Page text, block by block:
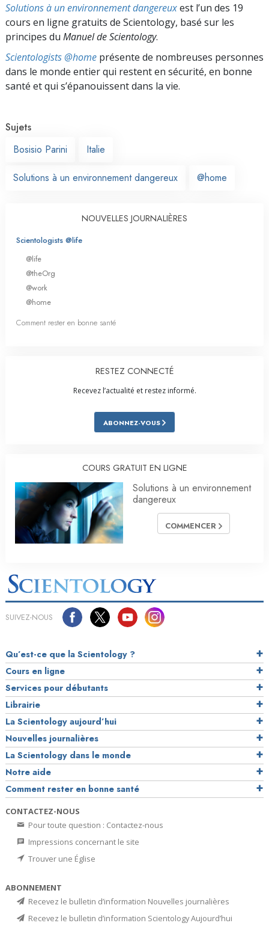
Solutions à un environnement dangereuxest l’un des 19
cours en ligne gratuits de Scientology, basé sur les
principes du Manuel de Scientology.
Scientologists @home présente de nombreuses personnes
dans le monde entier qui restent en sécurité, en bonne
santé et qui s’épanouissent dans la vie.
Sujets
Bosisio Parini
Italie
Solutions à un environnement dangereux @home
NOUVELLES JOURNALIÈRES
Scientologists @life
@life
@theOrg
@work
@home
Comment rester en bonne santé
RESTEZ CONNECTÉ
Recevez l’actualité et restez informé.
ABONNEZ-VOUS
COURS GRATUIT EN LIGNE
Solutions à un environnement
dangereux
COMMENCER
SUIVEZ-NOUS
Qu’est-ce que la Scientology ?
Cours en ligne
Services pour débutants
Librairie
La Scientology aujourd’hui
Nouvelles journalières
La Scientology dans le monde
Notre aide
Comment rester en bonne santé
CONTACTEZ-NOUS
Pour toute question : Contactez-nous
Impressions concernant le site
Trouver une Église
ABONNEMENT
Recevez le bulletin d’information Nouvelles journalières
Recevez le bulletin d’information Scientology Aujourd’hui